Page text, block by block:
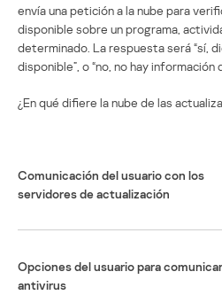
envía una petición a la nube para
disponible sobre un programa,
determinado. La respuesta será “sí,
disponible”, o “no, no hay información
¿En qué difiere la nube de las
Comunicación del usuario con los
servidores de actualización
Opciones del usuario para
antivirus